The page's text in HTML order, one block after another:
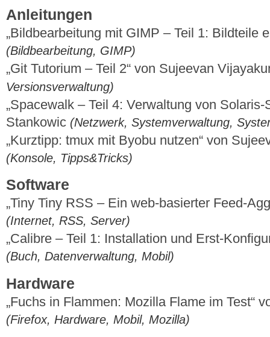
Anleitungen
„Bildbearbeitung mit GIMP – Teil 1: Bildteile
(Bildbearbeitung, GIMP)
„Git Tutorium – Teil 2“ von Sujeevan
Versionsverwaltung)
„Spacewalk – Teil 4: Verwaltung von
Stankowic (Netzwerk, Systemverwaltung,
„Kurztipp: tmux mit Byobu nutzen“ von
(Konsole, Tipps&Tricks)
Software
„Tiny Tiny RSS – Ein web-basierter Feed-
(Internet, RSS, Server)
„Calibre – Teil 1: Installation und Erst-
(Buch, Datenverwaltung, Mobil)
Hardware
„Fuchs in Flammen: Mozilla Flame im Test“
(Firefox, Hardware, Mobil, Mozilla)